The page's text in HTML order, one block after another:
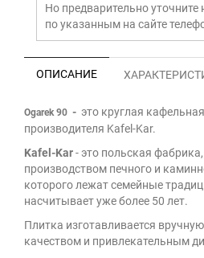
Но предварительно уточните
по указанным на сайте
ОПИСАНИЕ
Ogarek 90 - это круглая
производителя Kafel-Kar.
Kafel-Kar- это польская
производством печного и
которого лежат семейные
насчитывает уже более 50 лет.
Плитка изготавливается
качеством и привлекательным